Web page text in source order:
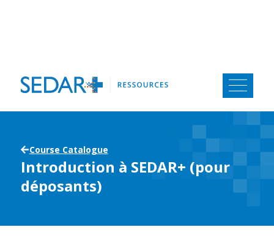
contenu
Course Catalogue
Introduction à SEDAR+ (pour
déposants)